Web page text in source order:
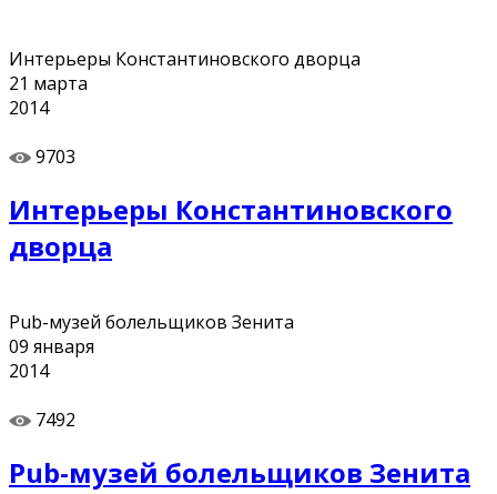
Интерьеры Константиновского дворца
21 марта
2014
9703
Интерьеры Константиновского
дворца
Pub-музей болельщиков Зенита
09 января
2014
7492
Pub-музей болельщиков Зенита